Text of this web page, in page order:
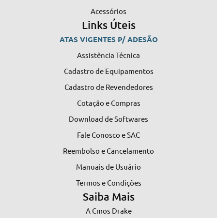
Acessórios
Links Úteis
ATAS VIGENTES P/ ADESÃO
Assistência Técnica
Cadastro de Equipamentos
Cadastro de Revendedores
Cotação e Compras
Download de Softwares
Fale Conosco e SAC
Reembolso e Cancelamento
Manuais de Usuário
Termos e Condições
Saiba Mais
A Cmos Drake